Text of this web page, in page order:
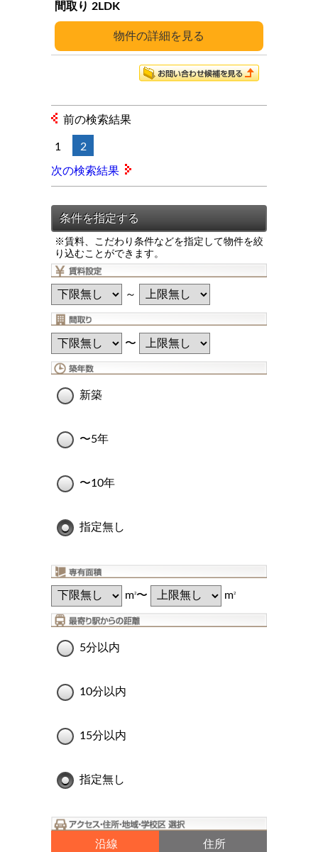
※賃料、こだわり条件などを指定して物件を絞
り込むことができます。
～
〜
新築
〜5年
〜10年
指定無し
m2〜 m2
5分以内
10分以内
15分以内
指定無し
沿線 住所
詳細
2LDK
前の検索結果
1 2
次の検索結果